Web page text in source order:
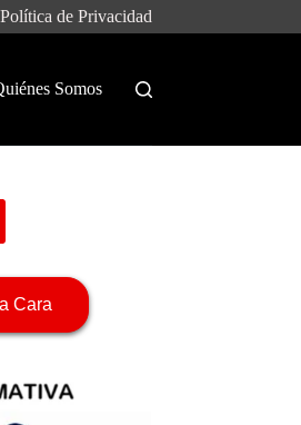
Política de Privacidad
Somos
Cara